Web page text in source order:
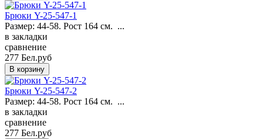
Брюки Y-25-547-1
Размер: 44-58. Рост 164 см. ...
в закладки
сравнение
277 Бел.руб
Брюки Y-25-547-2
Размер: 44-58. Рост 164 см. ...
в закладки
сравнение
277 Бел.руб